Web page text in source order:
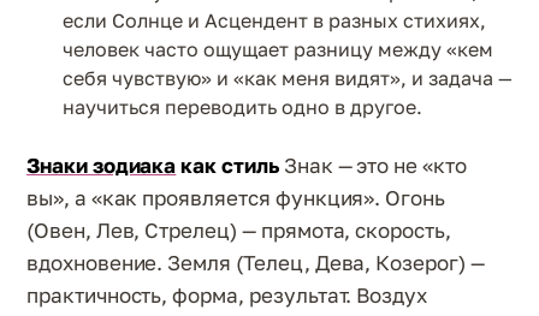
если Солнце и Асцендент в разных стихиях,
человек часто ощущает разницу между «кем
себя чувствую» и «как меня видят», и задача —
научиться переводить одно в другое.
Знаки зодиакакак стильЗнак — это не «кто
вы», а «как проявляется функция». Огонь
(Овен, Лев, Стрелец) — прямота, скорость,
вдохновение. Земля (Телец, Дева, Козерог) —
практичность, форма, результат. Воздух